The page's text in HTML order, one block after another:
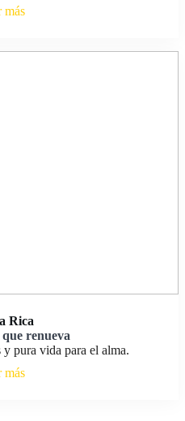
más
Rica
renueva
pura vida para el alma.
más